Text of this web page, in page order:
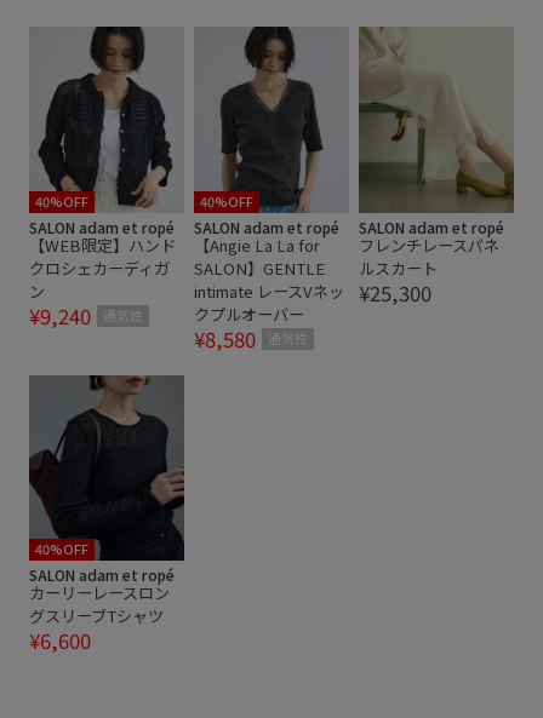
透け感
40%OFF
SALON adam et ropé
【WEB限定】ハンド
クロシェカーディガ
ン
¥9,240 通気性
40%OFF
SALON adam et ropé
【Angie La La for
SALON】GENTLE
intimate レースVネッ
クプルオーバー
¥8,580 通気性
SALON adam et ropé
フレンチレースパネ
ルスカート
¥25,300
40%OFF
SALON adam et ropé
カーリーレースロン
グスリーブTシャツ
¥6,600